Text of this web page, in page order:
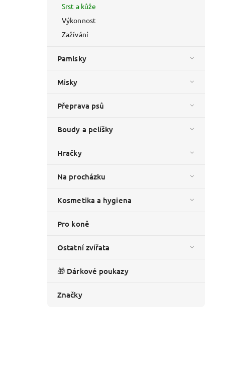
Srst a kůže
Výkonnost
Zažívání
Pamlsky
Misky
Přeprava psů
Boudy a pelíšky
Hračky
Na procházku
Kosmetika a hygiena
Pro koně
Ostatní zvířata
🎁 Dárkové poukazy
Značky